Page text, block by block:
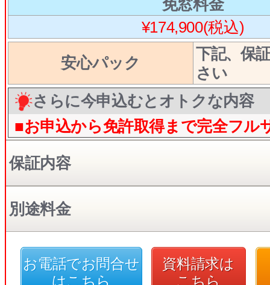
免窓料金
¥174,900(税込)
安心パック
下記、保
さい
さらに今申込むとオトクな内容
■お申込から免許取得まで完全フル
保証内容
別途料金
お電話でお問合せ
はこちら
資料請求は
こちら